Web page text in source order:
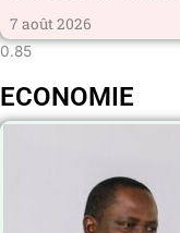
7 août 2026
ECONOMIE